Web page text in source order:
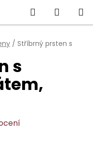
Hledat
KOŠÍK
/ Stříbrný prsten s
s